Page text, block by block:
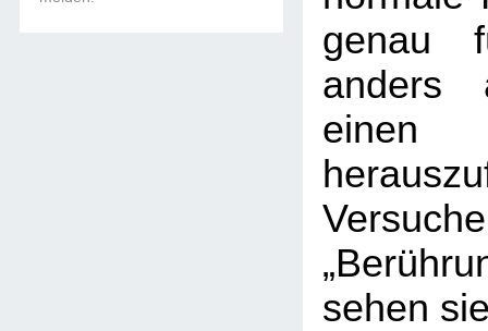
genau
anders
sehen